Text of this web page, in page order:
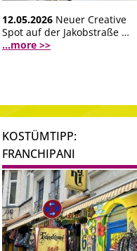
12.05.2026 Neuer Creative
Spot auf der Jakobstraße …
...more >>
KOSTÜMTIPP:
FRANCHIPANI